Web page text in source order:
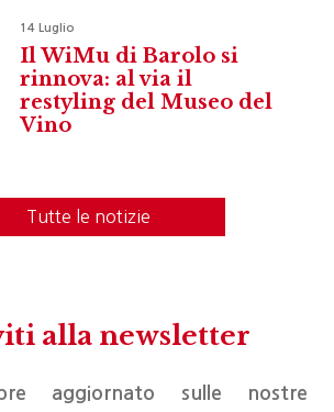
14 Luglio
Il WiMu di Barolo si
rinnova: al via il
restyling del Museo del
Vino
Tutte le notizie
alla newsletter
aggiornato sulle nostre